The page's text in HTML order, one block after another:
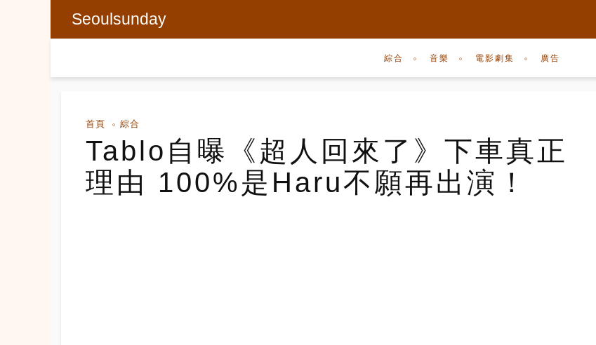
Seoulsunday
綜合 音樂 電影劇集 廣告
首頁 綜合
Tablo自曝《超人回來了》下車真正
理由 100%是Haru不願再出演！